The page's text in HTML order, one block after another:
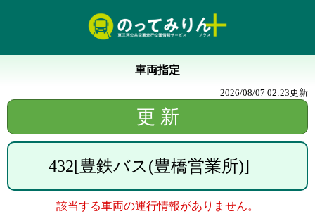
車両指定
2026/08/07 02:23更新
432[豊鉄バス(豊橋営業所)]
該当する車両の運行情報がありません。